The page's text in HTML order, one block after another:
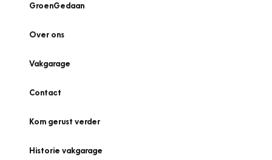
GroenGedaan
Over ons
Vakgarage
Contact
Kom gerust verder
Historie vakgarage